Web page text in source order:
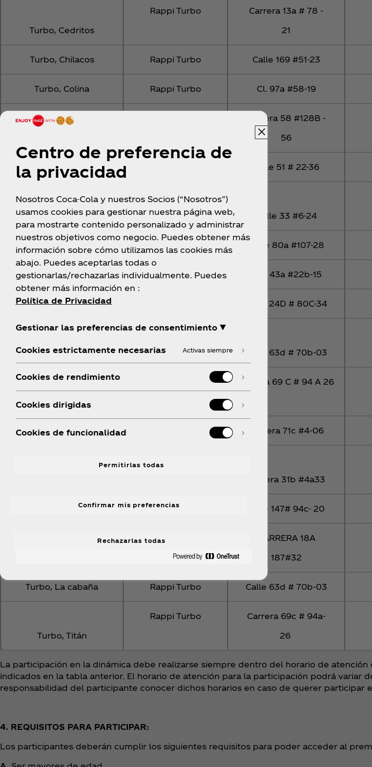
Turbo, Cedritos
Rappi Turbo Carrera 13a # 78 -
21
Turbo, Chilacos Rappi Turbo Calle 169 #51-23
Turbo, Colina Rappi Turbo Cl. 97a #58-19
Carrera 58 #128B -
56
Turbo, Polo Calle 51 # 22-36
Turbo, Granada
Norte
Rappi Turbo
Calle 33 #6-24
Turbo, Iserra 100 Rappi Turbo Calle 80a #107-28
Turbo, Niza Rappi Turbo Cra. 43a #22b-15
Turbo, Palermo Calle 24D # 80C-34
Turbo, Parque
Bavaria
Rappi Turbo
Calle 63d # 70b-03
Turbo, Quinta
Camacho
Carrera 69 C # 94 A 26
Turbo, Usaquen Carrera 71c #4-06
Carrera 31b #4a33
Turbo, Esperanza Rappi Turbo Calle 147# 94c- 20
Rappi Turbo CARRERA 18A
187#32
Turbo, La cabaña Rappi Turbo Calle 63d # 70b-03
Turbo, Titán
Rappi Turbo Carrera 69c # 94a-
26
La participación en la dinámica debe realizarse siempre dentro del horario de
indicados en la tabla anterior. El horario de atención para la participación podrá variar
responsabilidad del participante conocer dichos horarios en caso de querer participar
4. REQUISITOS PARA PARTICIPAR:
Los participantes deberán cumplir los siguientes requisitos para poder acceder al
Centro de preferencia de
la privacidad
Nosotros Coca-Cola y nuestros Socios (“Nosotros”)
usamos cookies para gestionar nuestra página web,
para mostrarte contenido personalizado y administrar
nuestros objetivos como negocio. Puedes obtener más
información sobre cómo utilizamos las cookies más
abajo. Puedes aceptarlas todas o
gestionarlas/rechazarlas individualmente. Puedes
obtener más información en :
Política de Privacidad
Gestionar las preferencias de consentimiento ▼
Cookies estrictamente necesarias Activas siempre
Cookies de rendimiento
Cookies dirigidas
Cookies de funcionalidad
Permitirlas todas
Rechazarlas todas
Confirmar mis preferencias